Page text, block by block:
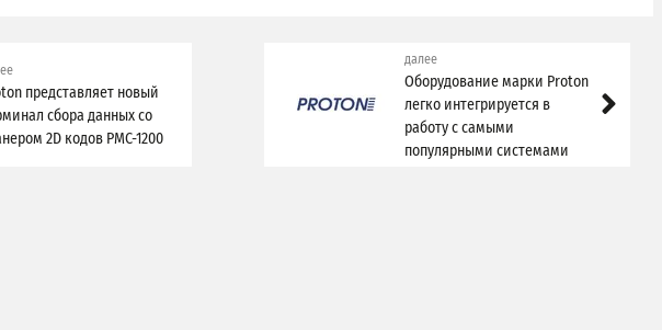
представляет новый
сбора данных со
2D кодов PMC-1200
далее
Оборудование марки Proton
легко интегрируется в
работу с самыми
популярными системами